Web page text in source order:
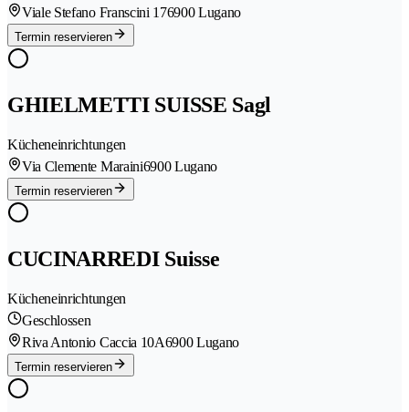
Viale Stefano Franscini 176900 Lugano
Termin reservieren
GHIELMETTI SUISSE Sagl
Kücheneinrichtungen
Via Clemente Maraini6900 Lugano
Termin reservieren
CUCINARREDI Suisse
Kücheneinrichtungen
Geschlossen
Riva Antonio Caccia 10A6900 Lugano
Termin reservieren